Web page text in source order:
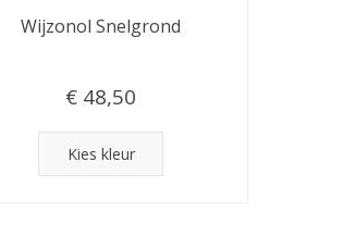
Wijzonol Snelgrond
€ 48,50
Kies kleur